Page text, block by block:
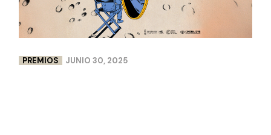
PREMIOS JUNIO 30, 2025